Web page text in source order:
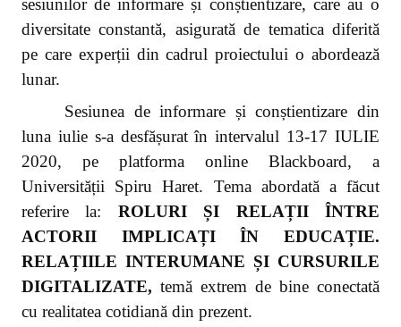
sesiunilor de informare și conștientizare, care au o
diversitate constantă, asigurată de tematica diferită
pe care experții din cadrul proiectului o abordează
lunar.
Sesiunea de informare și conștientizare din
luna iulie s-a desfășurat înintervalul 13-17 IULIE
2020, pe platforma online Blackboard, a
Universității Spiru Haret. Tema abordată a făcut
referire la: ROLURI ȘI RELAȚII ÎNTRE
ACTORII IMPLICAȚI ÎN EDUCAȚIE.
RELAȚIILE INTERUMANE ȘI CURSURILE
DIGITALIZATE, temă extrem de bine conectată
cu realitatea cotidiană din prezent.